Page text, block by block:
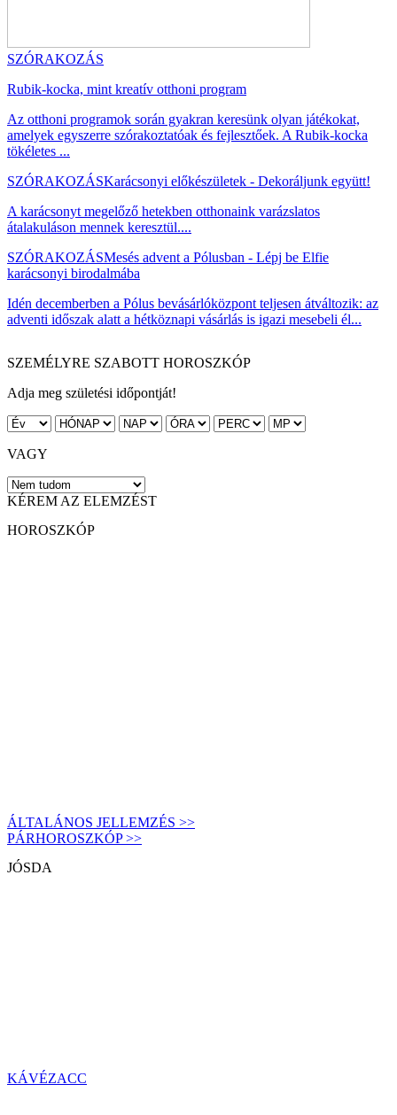
SZÓRAKOZÁS
Rubik-kocka, mint kreatív otthoni program
Az otthoni programok során gyakran keresünk olyan játékokat,
amelyek egyszerre szórakoztatóak és fejlesztőek. A Rubik-kocka
tökéletes ...
SZÓRAKOZÁSKarácsonyi előkészületek - Dekoráljunk együtt!
A karácsonyt megelőző hetekben otthonaink varázslatos
átalakuláson mennek keresztül....
SZÓRAKOZÁSMesés advent a Pólusban - Lépj be Elfie
karácsonyi birodalmába
Idén decemberben a Pólus bevásárlóközpont teljesen átváltozik: az
adventi időszak alatt a hétköznapi vásárlás is igazi mesebeli él...
SZEMÉLYRE SZABOTT HOROSZKÓP
Adja meg születési időpontját!
VAGY
KÉREM AZ ELEMZÉST
HOROSZKÓP
ÁLTALÁNOS JELLEMZÉS >>
PÁRHOROSZKÓP >>
JÓSDA
KÁVÉZACC